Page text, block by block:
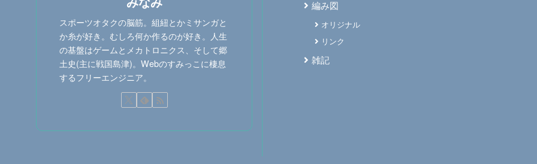
スポーツオタクの脳筋。組紐とかミサンガと
か糸が好き。むしろ何か作るのが好き。人生
の基盤はゲームとメカトロニクス、そして郷
土史(主に戦国島津)。Webのすみっこに棲息
するフリーエンジニア。
編み図
オリジナル
リンク
雑記